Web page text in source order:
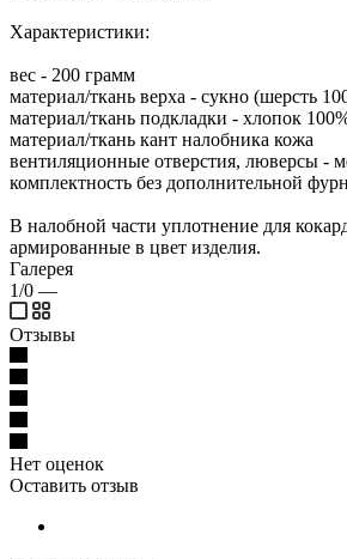
Характеристики:
вес - 200 грамм
материал/ткань верха - сукно (шерсть
материал/ткань подкладки - хлопок
материал/ткань кант налобника кожа
вентиляционные отверстия, люверсы -
комплектность без дополнительной
В налобной части уплотнение для
армированные в цвет изделия.
Галерея
1/0 —
Отзывы
Нет оценок
Оставить отзыв